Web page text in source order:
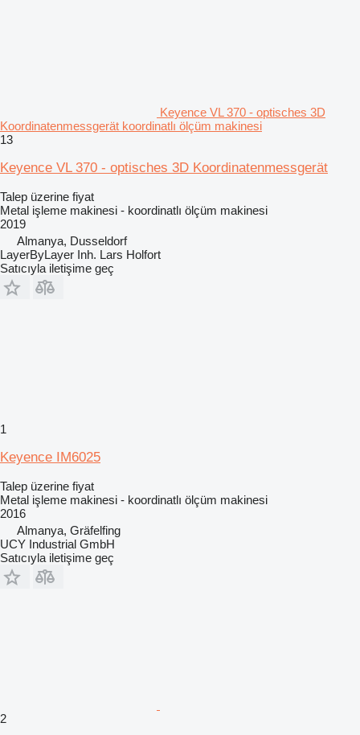
Keyence VL 370 - optisches 3D
Koordinatenmessgerät koordinatlı ölçüm makinesi
13
Keyence VL 370 - optisches 3D Koordinatenmessgerät
Talep üzerine fiyat
Metal işleme makinesi - koordinatlı ölçüm makinesi
2019
Almanya, Dusseldorf
LayerByLayer Inh. Lars Holfort
Satıcıyla iletişime geç
1
Keyence IM6025
Talep üzerine fiyat
Metal işleme makinesi - koordinatlı ölçüm makinesi
2016
Almanya, Gräfelfing
UCY Industrial GmbH
Satıcıyla iletişime geç
2